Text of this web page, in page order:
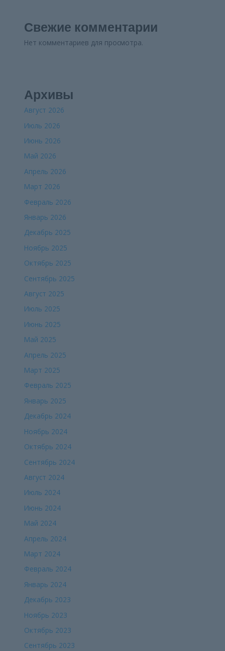
Свежие комментарии
Нет комментариев для просмотра.
Архивы
Август 2026
Июль 2026
Июнь 2026
Май 2026
Апрель 2026
Март 2026
Февраль 2026
Январь 2026
Декабрь 2025
Ноябрь 2025
Октябрь 2025
Сентябрь 2025
Август 2025
Июль 2025
Июнь 2025
Май 2025
Апрель 2025
Март 2025
Февраль 2025
Январь 2025
Декабрь 2024
Ноябрь 2024
Октябрь 2024
Сентябрь 2024
Август 2024
Июль 2024
Июнь 2024
Май 2024
Апрель 2024
Март 2024
Февраль 2024
Январь 2024
Декабрь 2023
Ноябрь 2023
Октябрь 2023
Сентябрь 2023